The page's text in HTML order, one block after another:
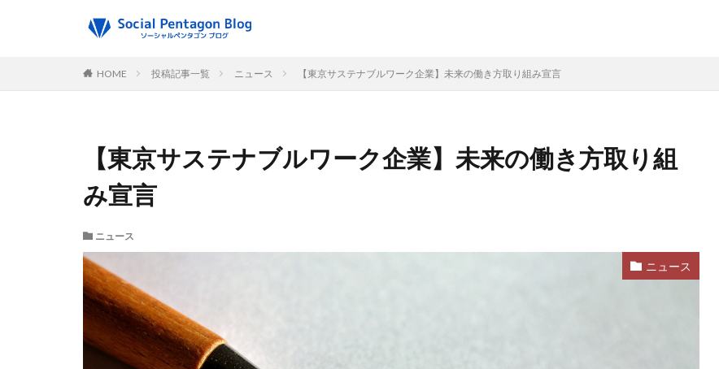
HOME 投稿記事一覧 ニュース 【東京サステナブルワーク企業】未来の働き方取り組み宣言
【東京サステナブルワーク企業】未来の働き方取り組
み宣言
ニュース
ニュース